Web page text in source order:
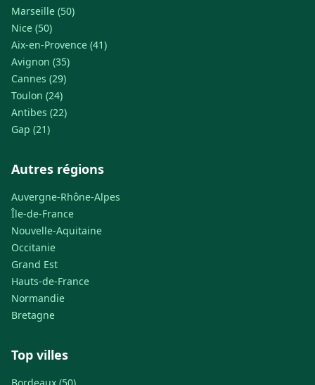
Marseille (50)
Nice (50)
Aix-en-Provence (41)
Avignon (35)
Cannes (29)
Toulon (24)
Antibes (22)
Gap (21)
Autres régions
Auvergne-Rhône-Alpes
Île-de-France
Nouvelle-Aquitaine
Occitanie
Grand Est
Hauts-de-France
Normandie
Bretagne
Top villes